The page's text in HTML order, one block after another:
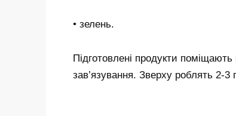
• зелень.
Підготовлені продукти
зав’язування. Зверху роблять 2-